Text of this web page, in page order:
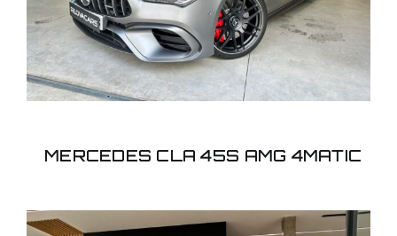
MERCEDES CLA 45S AMG 4MATIC